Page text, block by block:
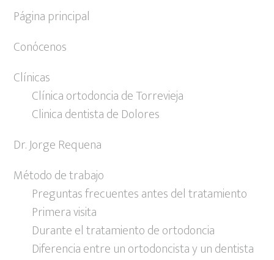
Página principal
Conócenos
Clínicas
Clínica ortodoncia de Torrevieja
Clinica dentista de Dolores
Dr. Jorge Requena
Método de trabajo
Preguntas frecuentes antes del tratamiento
Primera visita
Durante el tratamiento de ortodoncia
Diferencia entre un ortodoncista y un dentista